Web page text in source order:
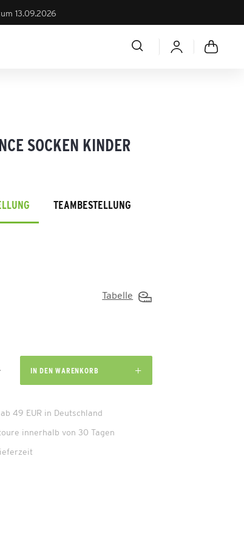
13.09.2026
SOCKEN KINDER
TEAMBESTELLUNG
Tabelle
IN DEN WARENKORB
49 EUR in Deutschland
innerhalb von 30 Tagen